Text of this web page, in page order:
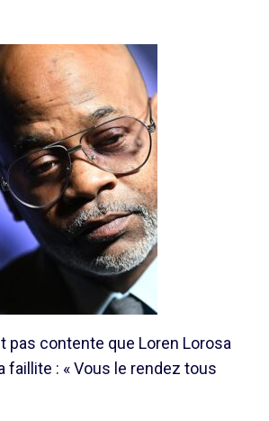
pas contente que Loren Lorosa
faillite : « Vous le rendez tous